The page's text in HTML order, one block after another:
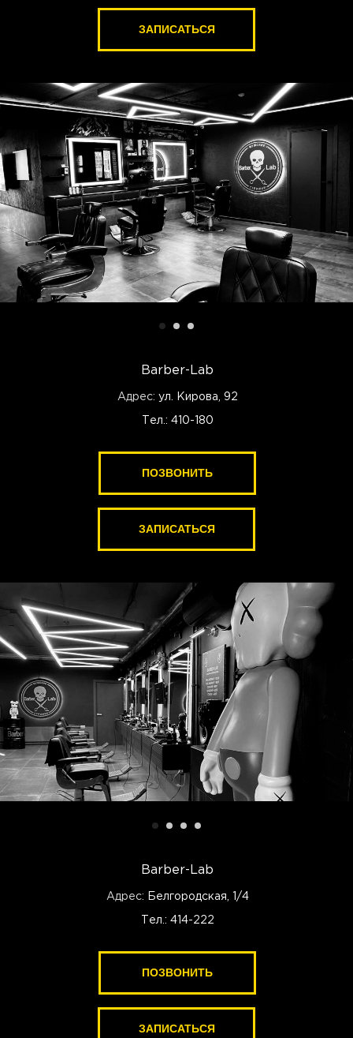
ЗАПИСАТЬСЯ
ПОЗВОНИТЬ
Адрес: ул. Кирова, 92
Barber-Lab
Тел.: 410-180
ПОЗВОНИТЬ
ЗАПИСАТЬСЯ
ПОЗВОНИТЬ
Адрес: Белгородская, 1/4
Barber-Lab
Тел.: 414-222
ПОЗВОНИТЬ
ЗАПИСАТЬСЯ